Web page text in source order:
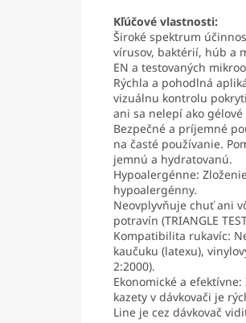
Kľúčové vlastnosti:
Široké spektrum
vírusov, baktérií, húb a
EN a testovaných
Rýchla a pohodlná
vizuálnu kontrolu
ani sa nelepí ako gélové
Bezpečné a príjemné
na časté používanie.
jemnú a hydratovanú.
Hypoalergénne:
hypoalergénny.
Neovplyvňuje chuť ani
potravín (TRIANGLE
Kompatibilita rukavíc:
kaučuku (latexu),
2:2000).
Ekonomické a
kazety v dávkovači je
Line je cez dávkovač